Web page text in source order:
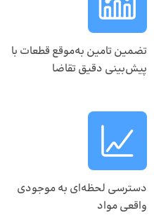
تضمین تامین به‌موقع قطعات با
پیش‌بینی دقیق تقاضا
دسترسی لحظه‌ای به موجودی
واقعی مواد